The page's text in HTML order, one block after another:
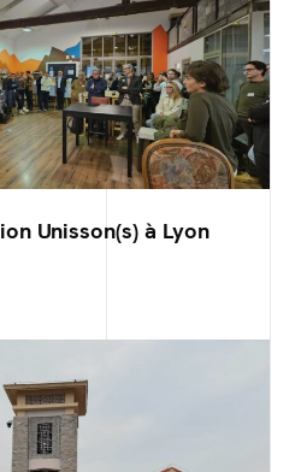
Unisson(s) à Lyon